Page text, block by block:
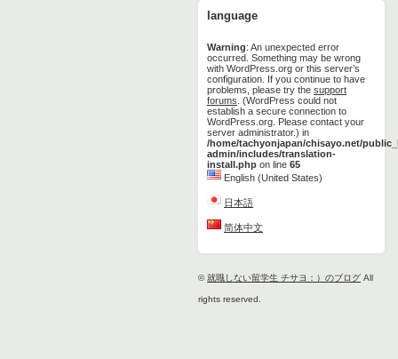
language
Warning: An unexpected error
occurred. Something may be wrong
with WordPress.org or this server’s
configuration. If you continue to have
problems, please try the support
forums . (WordPress could not
establish a secure connection to
WordPress.org. Please contact your
server administrator.) in
/home/tachyonjapan/chisayo.net/
admin/includes/translation-
install.php on line 65
English (United States)
日本語
简体中文
©就職しない留学生 チサヨ：）のブログ All
rights reserved.